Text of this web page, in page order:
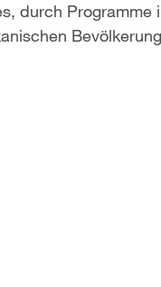
durch Programme